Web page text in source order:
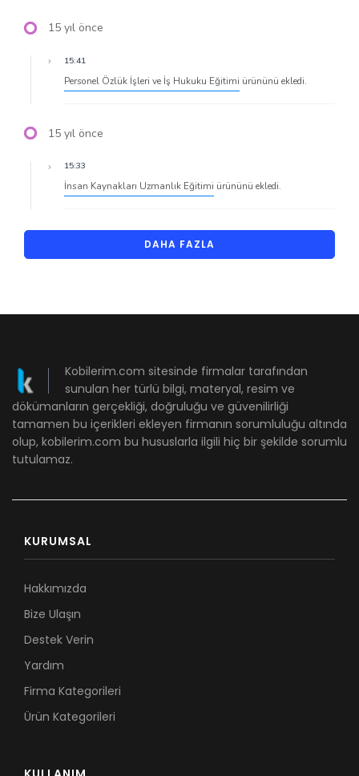
15 yıl önce
15:41
Personel Özlük İşleri ve İş Hukuku Eğitimi ürününü ekledi.
15 yıl önce
15:33
İnsan Kaynakları Uzmanlık Eğitimi ürününü ekledi.
DAHA FAZLA
Kobilerim.com sitesinde firmalar tarafından
sunulan her türlü bilgi, materyal, resim ve
dökümanların gerçekliği, doğruluğu ve güvenilirliği
tamamen bu içerikleri ekleyen firmanın sorumluluğu altında
olup, kobilerim.com bu hususlarla ilgili hiç bir şekilde sorumlu
tutulamaz.
KURUMSAL
Hakkımızda
Bize Ulaşın
Destek Verin
Yardım
Firma Kategorileri
Ürün Kategorileri